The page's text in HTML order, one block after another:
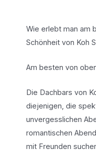
Wie erlebt man am
Schönheit von Koh
Am besten von
Die Dachbars von
diejenigen, die
unvergesslichen
romantischen
mit Freunden